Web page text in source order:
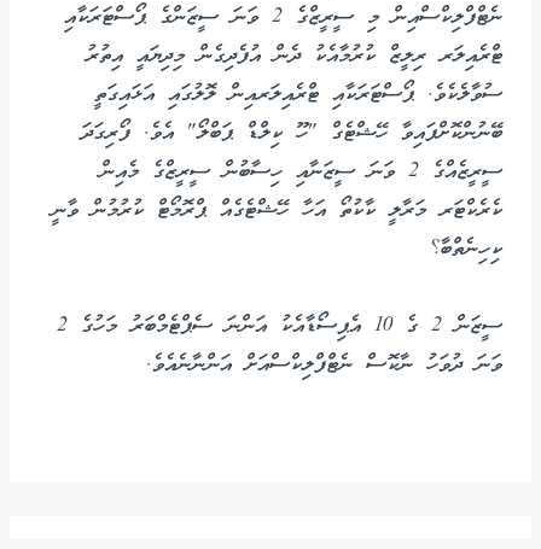
ނެޓްފްލިކްސްއިން މި ސީރީޒްގެ 2 ވަނަ ސީޒަންގެ ޕޯސްޓަރަކާއި
ޓްރެއިލަރ ރިލީޒް ކުރުމާއެކު ދެން އުފެދިގެން މިދިޔައީ އިތުރު
ސުވާލެކެވެ. ޕޯސްޓަރަކާއި ޓްރެއިލަރއިން ލޮލުގައި އަޅައިގަތީ
ބޭނުންކޮށްފައިވާ ހޭޝްޓެގް "ހޫ ކިލްޑް ޕަބްލޯ" އެވެ. ފޯރިގަދަ
ސީރީޒެއްގެ 2 ވަނަ ސީޒަނާއި ހިސާބުން ސީރީޒްގެ މެއިން
ކެރެކްޓަރ މަރާލީ ކާކުތޯ އަހާ ހޭޝްޓެގެއް ޕްރޮމޯޓް ކުރުމުން ވާނީ
ކިހިނެތްބާ؟
ސީޒަން 2 ގެ 10 އެޕިސޯޑާއެކު އަންނަ ސެޕްޓެމްބަރު މަހުގެ 2
ވަނަ ދުވަހު ނާކޮސް ނެޓްފްލިކްސްއަށް އަންނާނެއެވެ.